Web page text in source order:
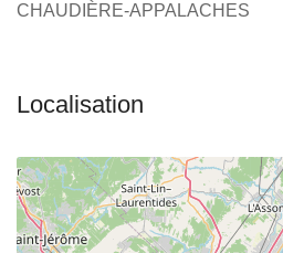
CHAUDIÈRE-APPALACHES